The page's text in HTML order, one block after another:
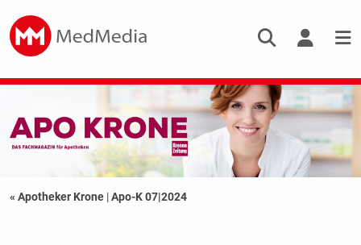
« Apotheker Krone |Apo-K 07|2024